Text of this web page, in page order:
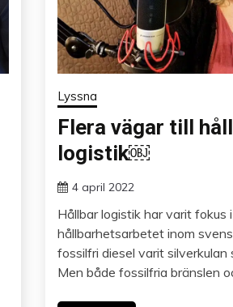
Lyssna
Flera vägar till
logistik￼
4 april 2022
Hållbar logistik har varit fokus i
hållbarhetsarbetet inom
fossilfri diesel varit silverkulan
Men både fossilfria bränslen